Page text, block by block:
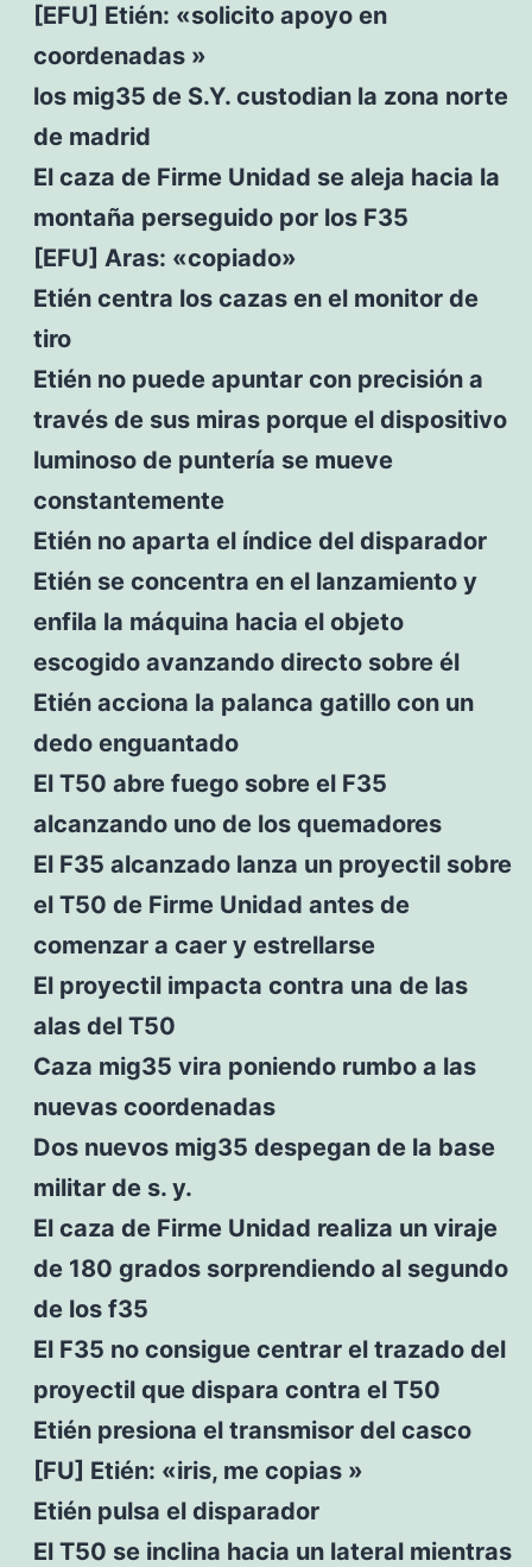
[EFU] Etién: «solicito apoyo en
coordenadas »
los mig35 de S.Y. custodian la zona norte
de madrid
El caza de Firme Unidad se aleja hacia la
montaña perseguido por los F35
[EFU] Aras: «copiado»
Etién centra los cazas en el monitor de
tiro
Etién no puede apuntar con precisión a
través de sus miras porque el dispositivo
luminoso de puntería se mueve
constantemente
Etién no aparta el índice del disparador
Etién se concentra en el lanzamiento y
enfila la máquina hacia el objeto
escogido avanzando directo sobre él
Etién acciona la palanca gatillo con un
dedo enguantado
El T50 abre fuego sobre el F35
alcanzando uno de los quemadores
El F35 alcanzado lanza un proyectil sobre
el T50 de Firme Unidad antes de
comenzar a caer y estrellarse
El proyectil impacta contra una de las
alas del T50
Caza mig35 vira poniendo rumbo a las
nuevas coordenadas
Dos nuevos mig35 despegan de la base
militar de s. y.
El caza de Firme Unidad realiza un viraje
de 180 grados sorprendiendo al segundo
de los f35
El F35 no consigue centrar el trazado del
proyectil que dispara contra el T50
Etién presiona el transmisor del casco
[FU] Etién: «iris, me copias »
Etién pulsa el disparador
El T50 se inclina hacia un lateral mientras